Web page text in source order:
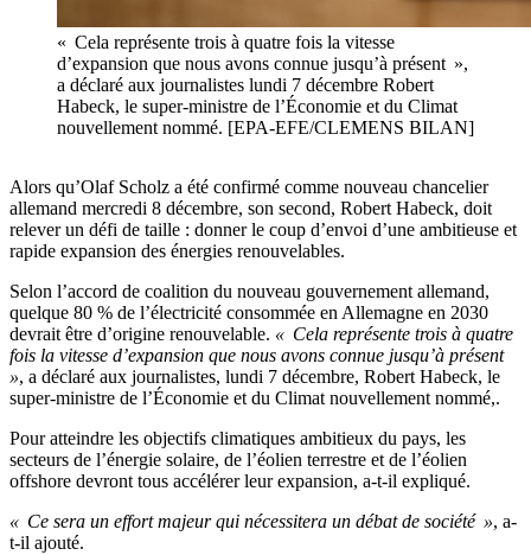
« Cela représente trois à quatre fois la vitesse
d’expansion que nous avons connue jusqu’à présent »,
a déclaré aux journalistes lundi 7 décembre Robert
Habeck, le super-ministre de l’Économie et du Climat
nouvellement nommé. [EPA-EFE/CLEMENS BILAN]
Alors qu’Olaf Scholz a été confirmé comme nouveau chancelier
allemand mercredi 8 décembre, son second, Robert Habeck, doit
relever un défi de taille : donner le coup d’envoi d’une ambitieuse et
rapide expansion des énergies renouvelables.
Selon l’accord de coalition du nouveau gouvernement allemand,
quelque 80 % de l’électricité consommée en Allemagne en 2030
devrait être d’origine renouvelable. « Cela représente trois à quatre
fois la vitesse d’expansion que nous avons connue jusqu’à présent
», a déclaré aux journalistes, lundi 7 décembre, Robert Habeck, le
super-ministre de l’Économie et du Climat nouvellement nommé,.
Pour atteindre les objectifs climatiques ambitieux du pays, les
secteurs de l’énergie solaire, de l’éolien terrestre et de l’éolien
offshore devront tous accélérer leur expansion, a-t-il expliqué.
« Ce sera un effort majeur qui nécessitera un débat de société », a-
t-il ajouté.